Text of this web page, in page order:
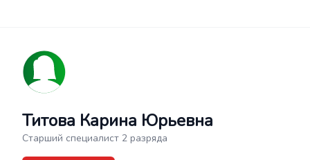
Титова Карина Юрьевна
Старший специалист 2 разряда